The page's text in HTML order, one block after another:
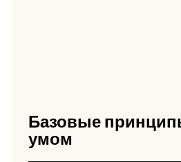
Базовые
умом